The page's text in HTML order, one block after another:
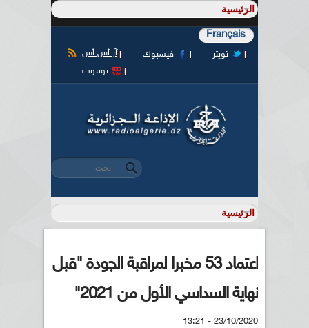
Français
آر أس أس فيسبوك
تويتر
يوتيوب
استمارة البحث
‏بحث ‏
اعتماد 53 مخبرا لمراقبة الجودة "قبل
نهاية السداسي الأول من 2021"
23/10/2020 - 13:21